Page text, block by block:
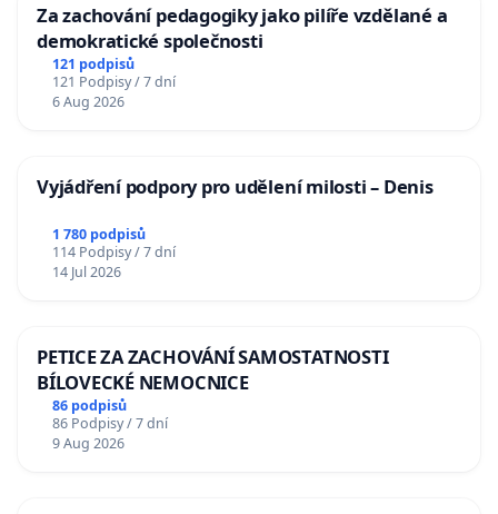
Za zachování pedagogiky jako pilíře vzdělané a
demokratické společnosti
121 podpisů
121 Podpisy / 7 dní
6 Aug 2026
Vyjádření podpory pro udělení milosti – Denis
1 780 podpisů
114 Podpisy / 7 dní
14 Jul 2026
PETICE ZA ZACHOVÁNÍ SAMOSTATNOSTI
BÍLOVECKÉ NEMOCNICE
86 podpisů
86 Podpisy / 7 dní
9 Aug 2026